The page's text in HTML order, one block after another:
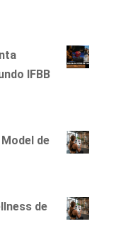
IFBB
de
de